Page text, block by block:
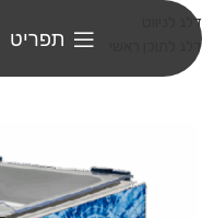
דלג לניווט
דלג לתוכן ראשי
תפריט